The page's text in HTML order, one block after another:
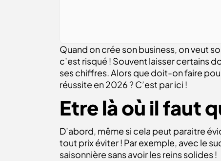
Quand on crée son business, on veut
c’est risqué ! Souvent laisser certains
ses chiffres. Alors que doit-on faire
réussite en 2026 ? C’est par ici !
Etre là où il faut
D’abord, même si cela peut paraitre
tout prix éviter ! Par exemple, avec le
saisonnière sans avoir les reins solides !